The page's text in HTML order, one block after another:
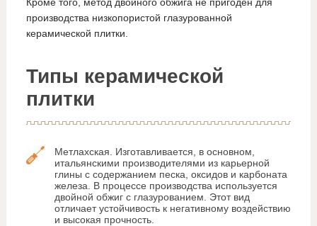
Кроме того, метод двойного обжига не пригоден для
производства низкопористой глазурованной
керамической плитки.
Типы керамической
плитки
Метлахская. Изготавливается, в основном,
итальянскими производителями из карьерной
глины с содержанием песка, оксидов и карбоната
железа. В процессе производства используется
двойной обжиг с глазурованием. Этот вид
отличает устойчивость к негативному воздействию
и высокая прочность.